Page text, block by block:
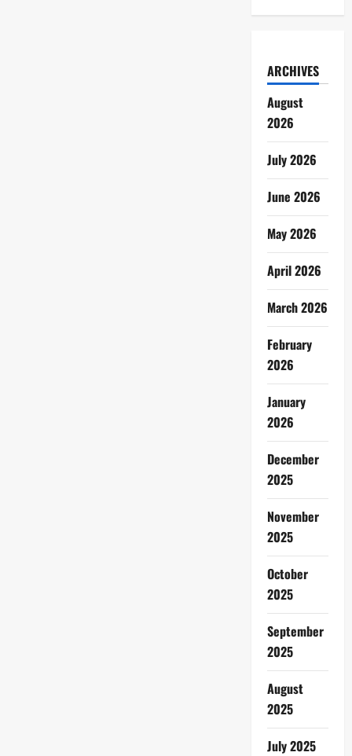
ARCHIVES
August
2026
July 2026
June 2026
May 2026
April 2026
March 2026
February
2026
January
2026
December
2025
November
2025
October
2025
September
2025
August
2025
July 2025